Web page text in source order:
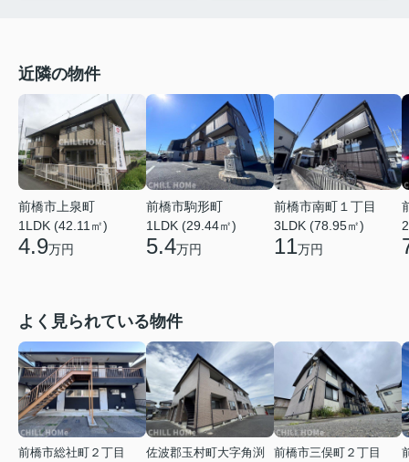
近隣の物件
前橋市上泉町
1LDK (42.11㎡)
4.9万円
前橋市駒形町
1LDK (29.44㎡)
5.4万円
前橋市南町１丁目
3LDK (78.95㎡)
11万円
よく見られている物件
前橋市総社町２丁目
佐波郡玉村町大字角渕
前橋市三俣町２丁目